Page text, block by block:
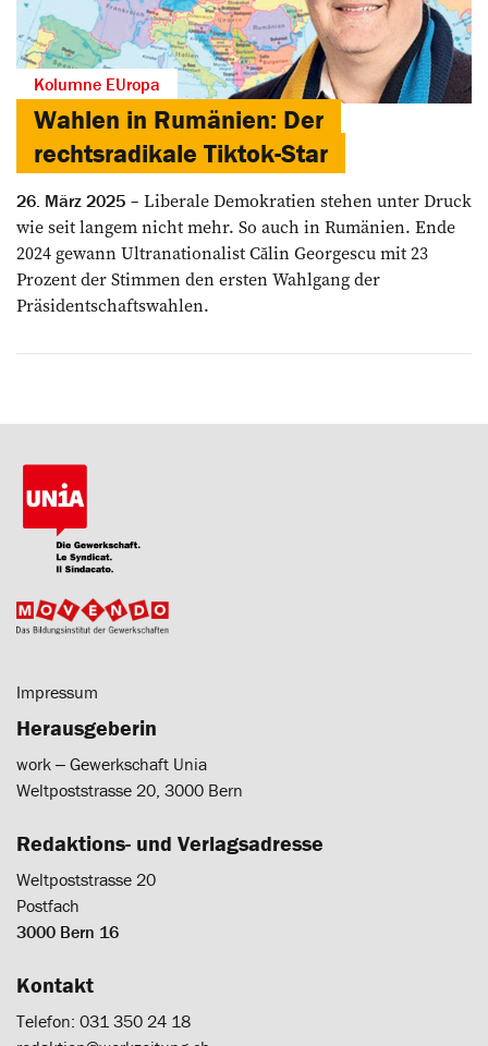
Kolumne EUropa
Wahlen in Rumänien: Der
rechtsradikale Tiktok-Star
26. März 2025
Liberale Demokratien stehen unter Druck
wie seit langem nicht mehr. So auch in Rumänien. Ende
2024 gewann Ultranationalist Călin Georgescu mit 23
Prozent der Stimmen den ersten Wahlgang der
Präsidentschaftswahlen.
Impressum
Herausgeberin
work ‒ Gewerkschaft Unia
Weltpoststrasse 20, 3000 Bern
Redaktions- und Verlagsadresse
Weltpoststrasse 20
Postfach
3000 Bern 16
Kontakt
Telefon: 031 350 24 18